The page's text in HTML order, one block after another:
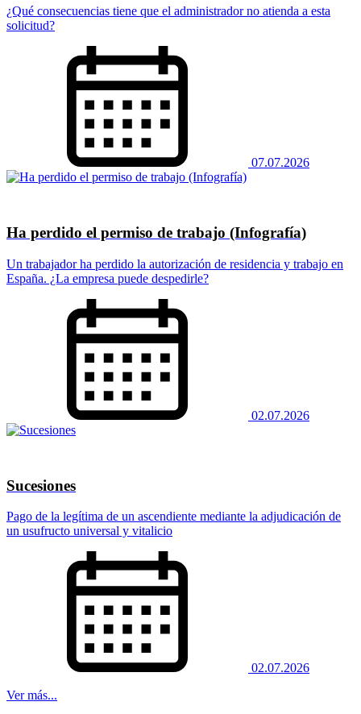
​​​​​​​¿Qué consecuencias tiene que el administrador no atienda a esta
solicitud?
07.07.2026
Ha perdido el permiso de trabajo (Infografía)
Un trabajador ha perdido la autorización de residencia y trabajo en
España. ¿La empresa puede despedirle?
02.07.2026
Sucesiones
Pago de la legítima de un ascendiente mediante la adjudicación de
un usufructo universal y vitalicio
02.07.2026
Ver más...